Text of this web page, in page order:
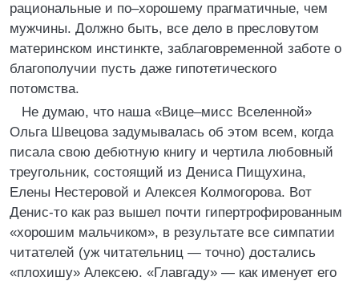
рациональные и по–хорошему прагматичные, чем
мужчины. Должно быть, все дело в пресловутом
материнском инстинкте, заблаговременной заботе о
благополучии пусть даже гипотетического
потомства.
Не думаю, что наша «Вице–мисс Вселенной»
Ольга Швецова задумывалась об этом всем, когда
писала свою дебютную книгу и чертила любовный
треугольник, состоящий из Дениса Пищухина,
Елены Нестеровой и Алексея Колмогорова. Вот
Денис‑то как раз вышел почти гипертрофированным
«хорошим мальчиком», в результате все симпатии
читателей (уж читательниц — точно) достались
«плохишу» Алексею. «Главгаду» — как именует его